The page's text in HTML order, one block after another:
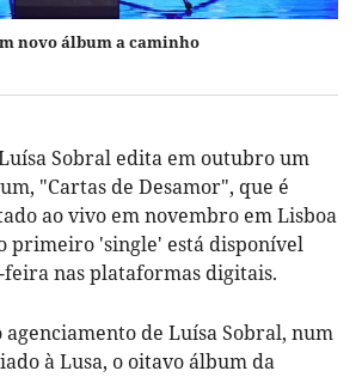
novo álbum a caminho
Sobral edita em outubro um
"Cartas de Desamor", que é
ao vivo em novembro em Lisboa
primeiro 'single' está disponível
feira nas plataformas digitais.
agenciamento de Luísa Sobral, num
à Lusa, o oitavo álbum da